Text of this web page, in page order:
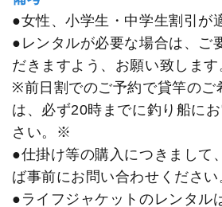
●女性、小学生・中学生割引が
●レンタルが必要な場合は、ご
だきますよう、お願い致します
※前日割でのご予約で貸竿のご
は、必ず20時までに釣り船に
さい。※
●仕掛け等の購入につきまして
ば事前にお問い合わせください
●ライフジャケットのレンタル